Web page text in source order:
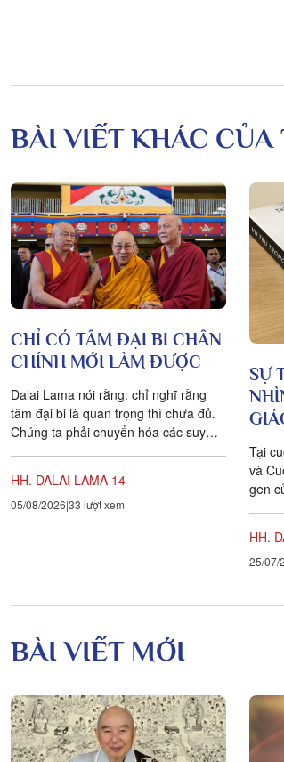
BÀI VIẾT KHÁC CỦA
CHỈ CÓ TÂM ĐẠI BI CHÂN
CHÍNH MỚI LÀM ĐƯỢC
Dalai Lama nói rằng: chỉ nghĩ rằng
tâm đại bi là quan trọng thì chưa đủ.
Chúng ta phải chuyển hóa các suy
HH. DALAI LAMA 14
05/08/2026 33 lượt xem
SỰ
Tại
và
gen
HH.
25/07/
BÀI VIẾT MỚI